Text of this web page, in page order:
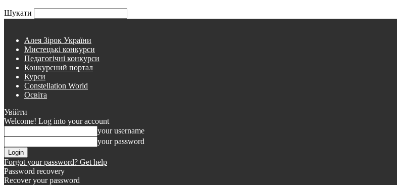
Шукати
Алея Зірок України
Мистецькі конкурси
Педагогічні конкурси
Конкурсний портал
Курси
Constellation World
Освіта
Увійти
Welcome! Log into your account
your username
your password
Forgot your password? Get help
Password recovery
Recover your password